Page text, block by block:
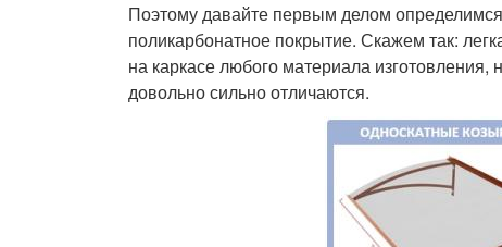
Поэтому давайте первым делом
поликарбонатное покрытие. Скажем так:
на каркасе любого материала
довольно сильно отличаются.